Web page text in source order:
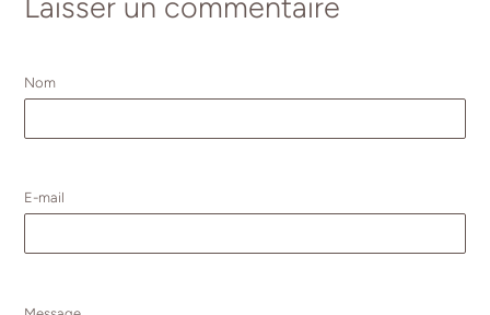
Laisser un commentaire
Nom
E-mail